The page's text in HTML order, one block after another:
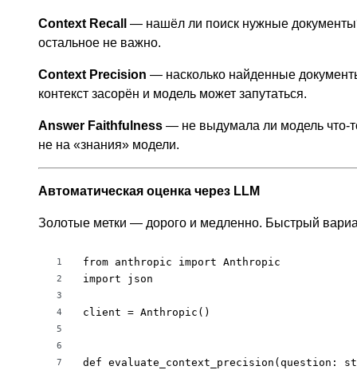
Context Recall
— нашёл ли поиск нужные
остальное не важно.
Context Precision — насколько найденные
контекст засорён и модель может запутаться.
Answer Faithfulness — не выдумала ли модель что-
не на «знания» модели.
Автоматическая оценка через LLM
Золотые метки — дорого и медленно. Быстрый
1
2
3
4
5
6
7
from anthropic import Anthropic
import json
client = Anthropic()
def